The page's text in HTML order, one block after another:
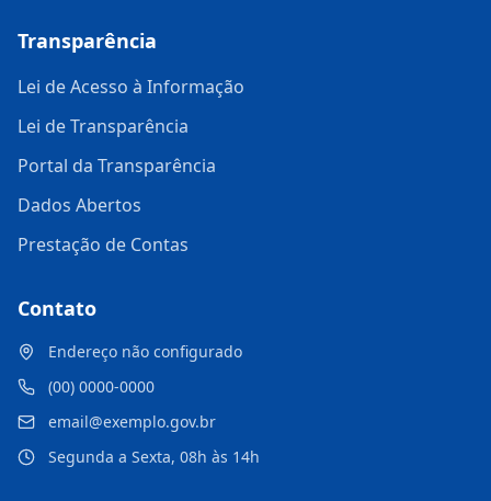
Transparência
Lei de Acesso à Informação
Lei de Transparência
Portal da Transparência
Dados Abertos
Prestação de Contas
Contato
Endereço não configurado
(00) 0000-0000
email@exemplo.gov.br
Segunda a Sexta, 08h às 14h